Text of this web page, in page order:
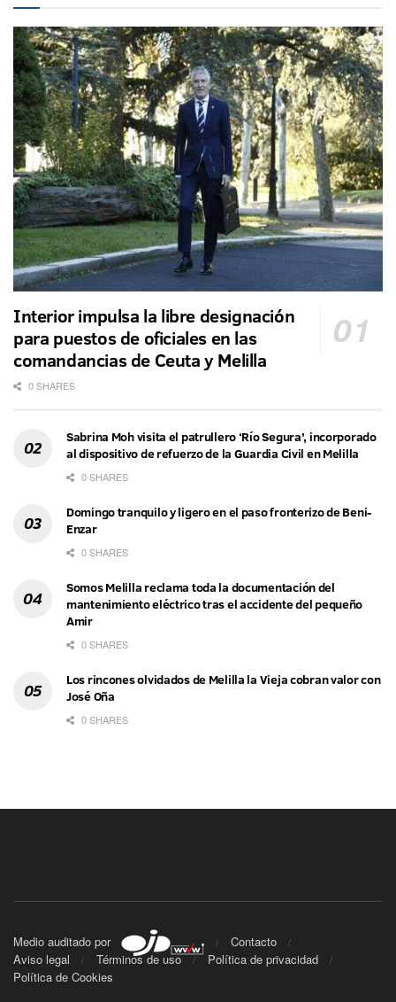
Interior impulsa la libre designación
para puestos de oficiales en las
comandancias de Ceuta y Melilla
0 SHARES
Sabrina Moh visita el patrullero ‘Río Segura’, incorporado
al dispositivo de refuerzo de la Guardia Civil en Melilla
0 SHARES
Domingo tranquilo y ligero en el paso fronterizo de Beni-
Enzar
0 SHARES
Somos Melilla reclama toda la documentación del
mantenimiento eléctrico tras el accidente del pequeño
Amir
0 SHARES
Los rincones olvidados de Melilla la Vieja cobran valor con
José Oña
0 SHARES
Medio auditado por
Contacto
Aviso legal
Términos de uso
Política de privacidad
Política de Cookies